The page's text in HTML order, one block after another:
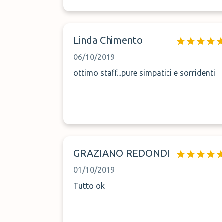
Linda Chimento
06/10/2019
ottimo staff...pure simpatici e sorridenti
GRAZIANO REDONDI
01/10/2019
Tutto ok